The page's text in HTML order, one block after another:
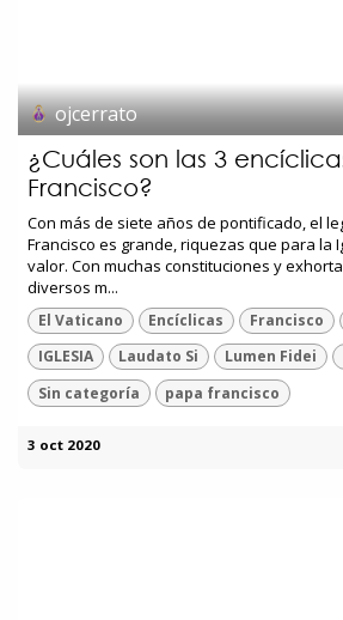
ojcerrato
¿Cuáles son las 3
Francisco?
Con más de siete años de pontificado, el
Francisco es grande, riquezas que para la
valor. Con muchas constituciones y
diversos m...
El Vaticano Encíclicas Francisco
IGLESIA
Laudato Si Lumen Fidei
Sin categoría
papa francisco
3 oct 2020